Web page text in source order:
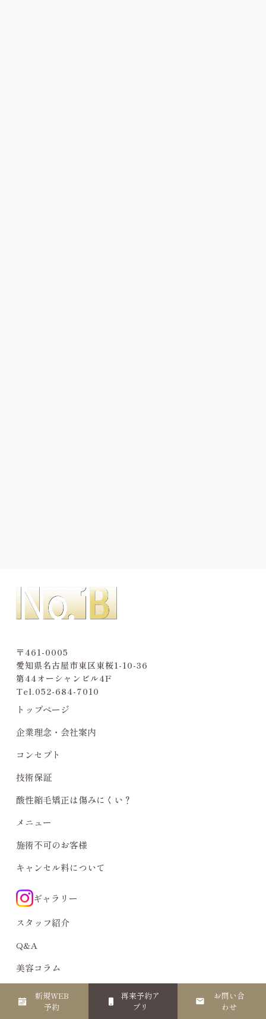
新規WEB
予約
再来予約ア
プリ
お問い合
わせ
〒461-0005
愛知県名古屋市東区東桜1-10-36
第44オーシャンビル4F
Tel.052-684-7010
トップページ
企業理念・会社案内
コンセプト
技術保証
酸性縮毛矯正は傷みにくい？
メニュー
施術不可のお客様
キャンセル料について
ギャラリー
スタッフ紹介
Q&A
美容コラム
ブログ
アクセス